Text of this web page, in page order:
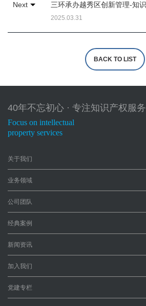
Next
2025.03.31
BACK TO LIST
40年不忘初心 · 专注知识产权服务
Focus on intellectual
property services
关于我们
业务领域
公司团队
经典案例
新闻资讯
加入我们
党建专栏